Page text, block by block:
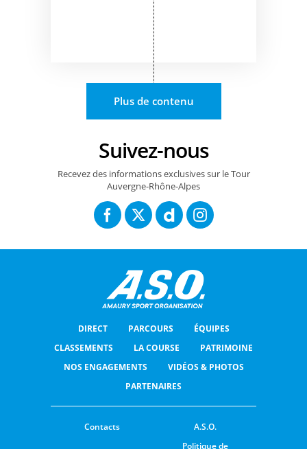
Plus de contenu
Suivez-nous
Recevez des informations exclusives sur le Tour
Auvergne-Rhône-Alpes
DIRECT PARCOURS
ÉQUIPES
CLASSEMENTS
LA COURSE
PATRIMOINE
NOS ENGAGEMENTS
VIDÉOS & PHOTOS
PARTENAIRES
Contacts A.S.O.
Politique de